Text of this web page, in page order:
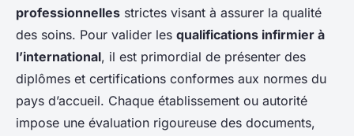
professionnelles strictes visant à assurer la qualité
des soins. Pour valider les qualifications infirmier à
l’international, il est primordial de présenter des
diplômes et certifications conformes aux normes du
pays d’accueil. Chaque établissement ou autorité
impose une évaluation rigoureuse des documents,